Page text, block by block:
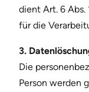
dient Art. 6 Abs.
für die
3.
Die
Person werden